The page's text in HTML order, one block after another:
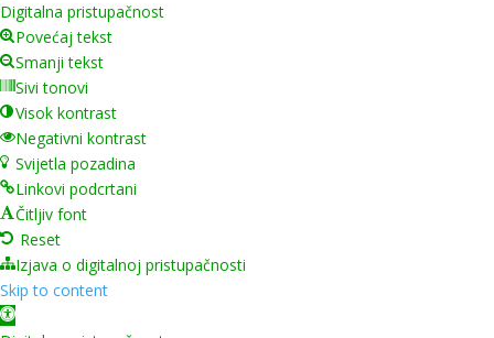
Digitalna pristupačnost
Povećaj tekst
Smanji tekst
Sivi tonovi
Visok kontrast
Negativni kontrast
Svijetla pozadina
Linkovi podcrtani
Čitljiv font
Reset
Izjava o digitalnoj pristupačnosti
Skip to content
Open toolbar